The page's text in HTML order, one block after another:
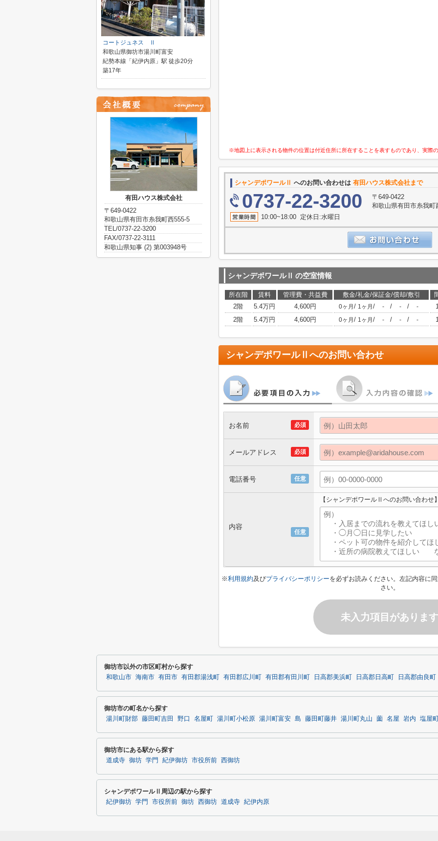
※地図上に表示される物件の位置は付近住所に所在することを表すものであり、実際
シャンデポワールⅡ へのお問い合わせは 有田ハウス株式会社まで
0737-22-3200
〒649-0422
和歌山県有田市糸我
10:00~18:00 定休日:水曜日
シャンデポワールⅡ の空室情報
所在階 賃料 管理費・共益費 敷金/礼金/保証金/償却/敷引
2階
5.4万円 4,600円 0ヶ月 / 1ヶ月 / - / - / -
2階
5.4万円 4,600円 0ヶ月 / 1ヶ月 / - / - / -
シャンデポワールⅡ へのお問い合わせ
必須
お名前
必須
メールアドレス
任意
電話番号
任意
内容
【シャンデポワールⅡへのお問い合わせ
※利用規約及びプライバシーポリシーを必ずお読みください。左記内容に
さい。
未入力項目があります
コートジュネス Ⅱ
和歌山県御坊市湯川町富安
紀勢本線「紀伊内原」駅 徒歩20分
築17年
有田ハウス株式会社
〒649-0422
和歌山県有田市糸我町西555-5
TEL/0737-22-3200
FAX/0737-22-3111
和歌山県知事 (2) 第003948号
御坊市以外の市区町村から探す
和歌山市 海南市 有田市 有田郡湯浅町 有田郡広川町 有田郡有田川町 日高郡美浜町 日高郡日高町 日高郡由良町
御坊市の町名から探す
湯川町財部 藤田町吉田 野口 名屋町 湯川町小松原 湯川町富安 島 藤田町藤井 湯川町丸山 薗 名屋 岩内 塩屋
御坊市にある駅から探す
道成寺 御坊 学門 紀伊御坊 市役所前 西御坊
シャンデポワールⅡ周辺の駅から探す
紀伊御坊 学門 市役所前 御坊 西御坊 道成寺 紀伊内原